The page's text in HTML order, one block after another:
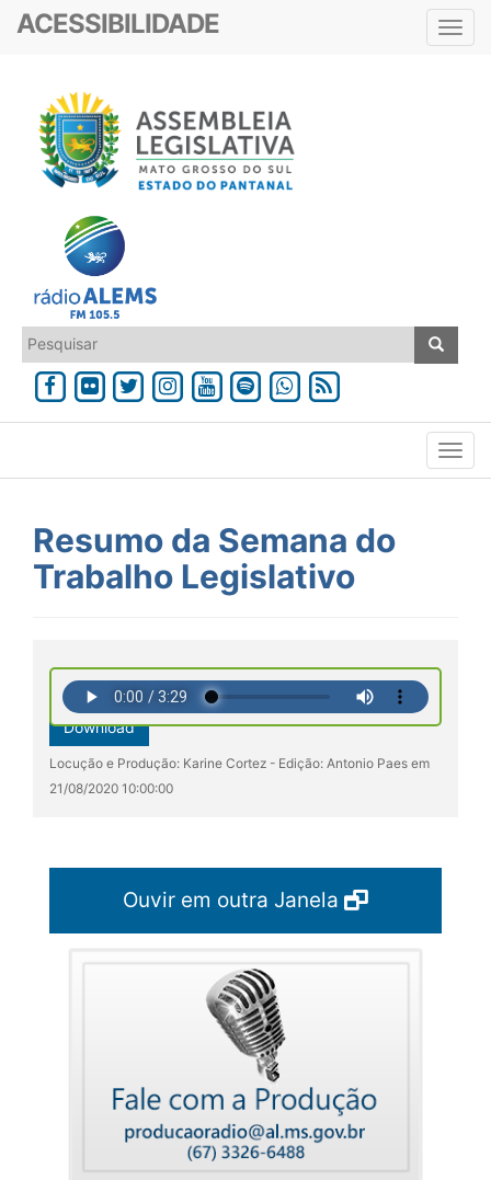
ACESSIBILIDADE
Resumo da Semana do
Trabalho Legislativo
Download
Locução e Produção: Karine Cortez - Edição: Antonio Paes em
21/08/2020 10:00:00
Ouvir em outra Janela